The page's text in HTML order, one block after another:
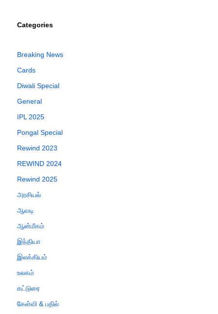
Categories
Breaking News
Cards
Diwali Special
General
IPL 2025
Pongal Special
Rewind 2023
REWIND 2024
Rewind 2025
அரசியல்
ஆவடி
ஆன்மீகம்
இந்தியா
இலக்கியம்
உலகம்
கட்டுரை
கேள்வி & பதில்